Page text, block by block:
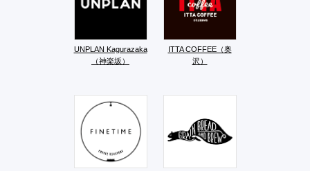
UNPLAN Kagurazaka
（神楽坂）
ITTA COFFEE（奥
沢）